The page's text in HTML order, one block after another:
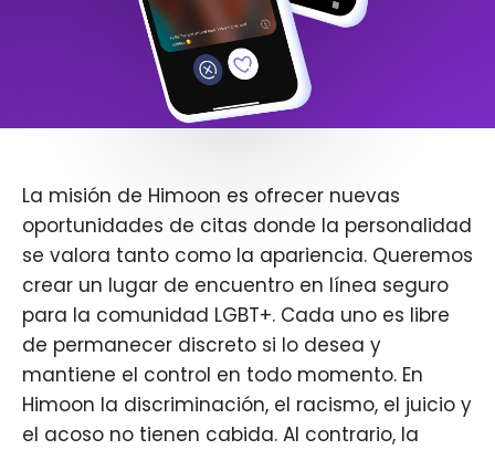
La misión de Himoon es ofrecer nuevas
oportunidades de citas donde la personalidad
se valora tanto como la apariencia. Queremos
crear un lugar de encuentro en línea seguro
para la comunidad LGBT+. Cada uno es libre
de permanecer discreto si lo desea y
mantiene el control en todo momento. En
Himoon la discriminación, el racismo, el juicio y
el acoso no tienen cabida. Al contrario, la